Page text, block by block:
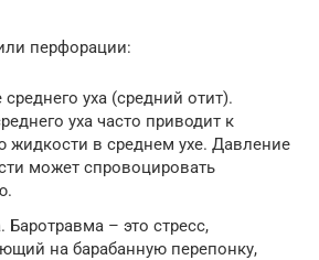
перфорации:
уха (средний отит).
уха часто приводит к
жидкости в среднем ухе. Давление
может спровоцировать
Баротравма – это стресс,
на барабанную перепонку,